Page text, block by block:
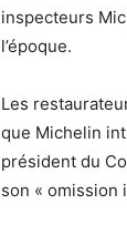
inspecteurs
l’époque.
Les
que Michelin
président du
son « omission